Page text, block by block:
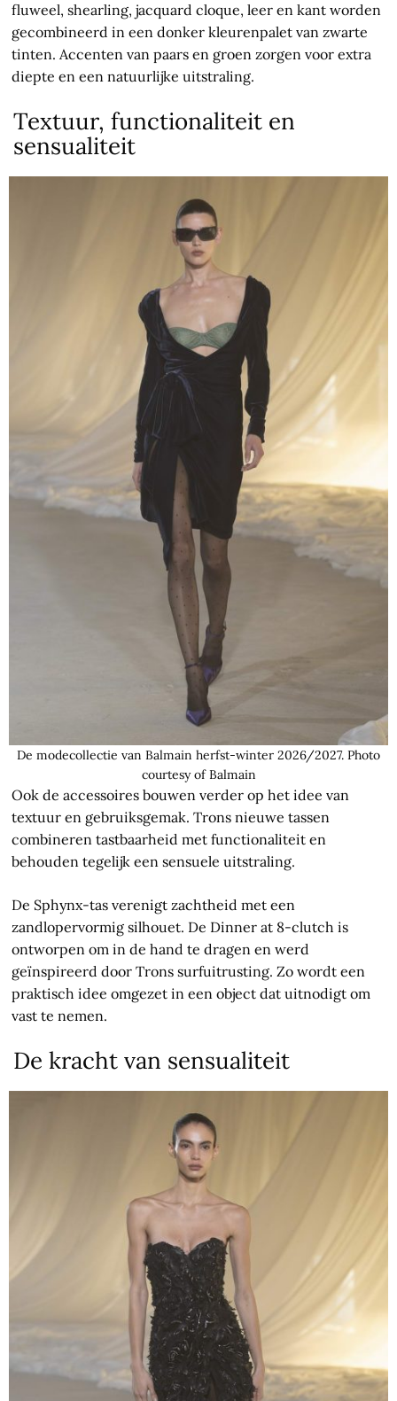
fluweel, shearling, jacquard cloque, leer en kant worden
gecombineerd in een donker kleurenpalet van zwarte
tinten. Accenten van paars en groen zorgen voor extra
diepte en een natuurlijke uitstraling.
Textuur, functionaliteit en
sensualiteit
De modecollectie van Balmain herfst-winter 2026/2027. Photo
courtesy of Balmain
Ook de accessoires bouwen verder op het idee van
textuur en gebruiksgemak. Trons nieuwe tassen
combineren tastbaarheid met functionaliteit en
behouden tegelijk een sensuele uitstraling.
De Sphynx-tas verenigt zachtheid met een
zandlopervormig silhouet. De Dinner at 8-clutch is
ontworpen om in de hand te dragen en werd
geïnspireerd door Trons surfuitrusting. Zo wordt een
praktisch idee omgezet in een object dat uitnodigt om
vast te nemen.
De kracht van sensualiteit